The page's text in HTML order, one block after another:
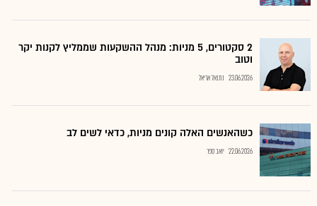
2 סקטורים, 5 מניות: מנהל ההשקעות שממליץ לקנות יקר
וטוב
23.06.2026 נתנאל אריאל
כשהאנשים האלה קונים מניות, כדאי לשים לב
22.06.2026 יואב ספר